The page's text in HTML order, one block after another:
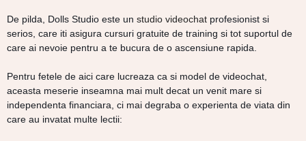
De pilda, Dolls Studio este un studio videochat profesionist si
serios, care iti asigura cursuri gratuite de training si tot suportul de
care ai nevoie pentru a te bucura de o ascensiune rapida.
Pentru fetele de aici care lucreaza ca si model de videochat,
aceasta meserie inseamna mai mult decat un venit mare si
independenta financiara, ci mai degraba o experienta de viata din
care au invatat multe lectii: